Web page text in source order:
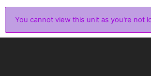
You cannot view this unit as you're not